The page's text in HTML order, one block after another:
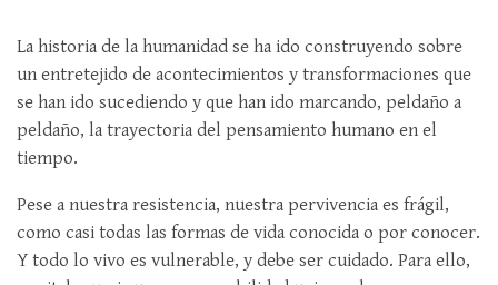
La historia de la humanidad se ha ido construyendo sobre
un entretejido de acontecimientos y transformaciones que
se han ido sucediendo y que han ido marcando, peldaño a
peldaño, la trayectoria del pensamiento humano en el
tiempo.
Pese a nuestra resistencia, nuestra pervivencia es frágil,
como casi todas las formas de vida conocida o por conocer.
Y todo lo vivo es vulnerable, y debe ser cuidado. Para ello,